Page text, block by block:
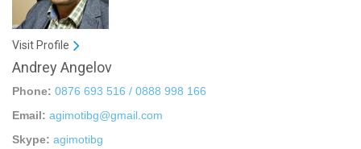
Visit Profile
Andrey Angelov
Phone: 0876 693 516 / 0888 998 166
Email: agimotibg@gmail.com
Skype: agimotibg